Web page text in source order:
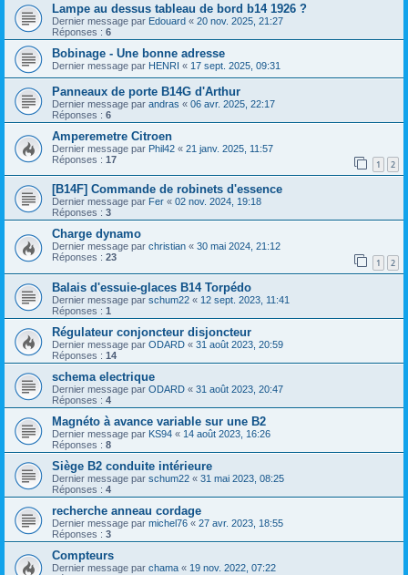
Lampe au dessus tableau de bord b14 1926 ?
Dernier message par Edouard « 20 nov. 2025, 21:27
Réponses : 6
Bobinage - Une bonne adresse
Dernier message par HENRI « 17 sept. 2025, 09:31
Panneaux de porte B14G d'Arthur
Dernier message par andras « 06 avr. 2025, 22:17
Réponses : 6
Amperemetre Citroen
Dernier message par Phil42 « 21 janv. 2025, 11:57
Réponses : 17 1 2
[B14F] Commande de robinets d'essence
Dernier message par Fer « 02 nov. 2024, 19:18
Réponses : 3
Charge dynamo
Dernier message par christian « 30 mai 2024, 21:12
Réponses : 23 1 2
Balais d'essuie-glaces B14 Torpédo
Dernier message par schum22 « 12 sept. 2023, 11:41
Réponses : 1
Régulateur conjoncteur disjoncteur
Dernier message par ODARD « 31 août 2023, 20:59
Réponses : 14
schema electrique
Dernier message par ODARD « 31 août 2023, 20:47
Réponses : 4
Magnéto à avance variable sur une B2
Dernier message par KS94 « 14 août 2023, 16:26
Réponses : 8
Siège B2 conduite intérieure
Dernier message par schum22 « 31 mai 2023, 08:25
Réponses : 4
recherche anneau cordage
Dernier message par michel76 « 27 avr. 2023, 18:55
Réponses : 3
Compteurs
Dernier message par chama « 19 nov. 2022, 07:22